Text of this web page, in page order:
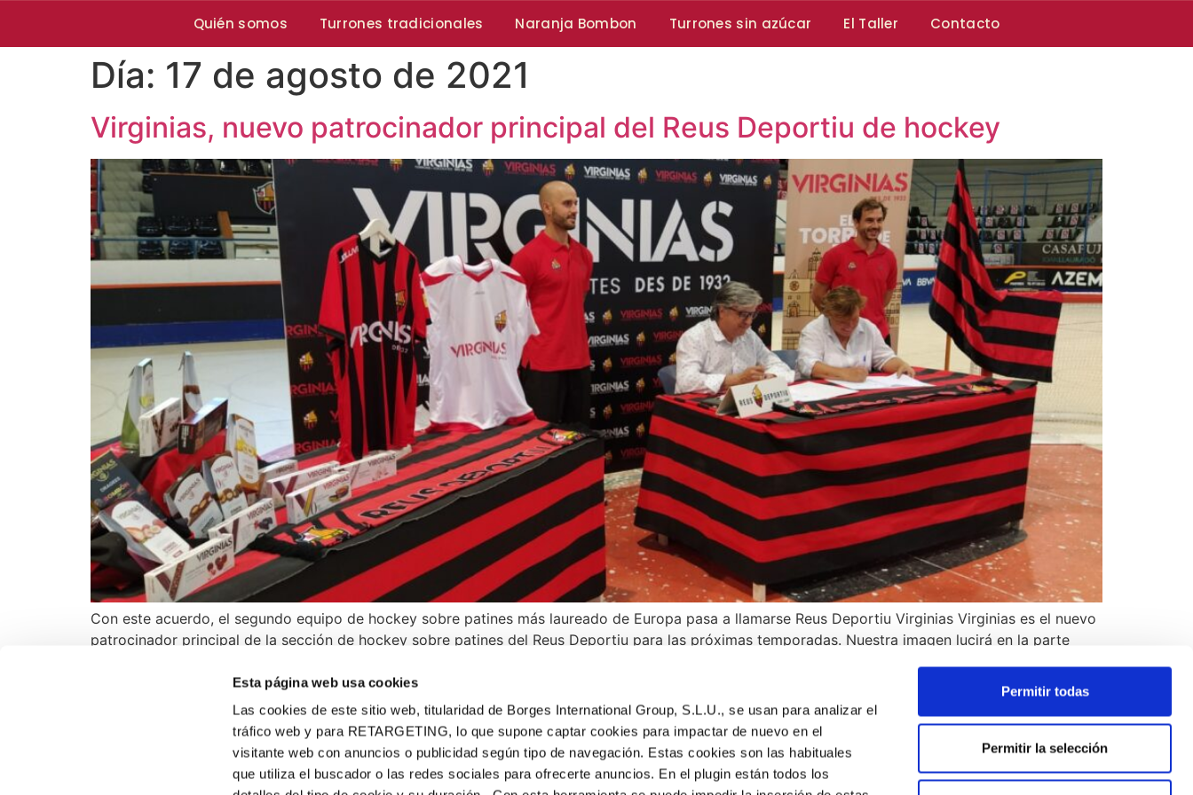
Esta página web usa cookies
Las cookies de este sitio web, titularidad de Borges International Group, S.L.U., se usan para analizar el
tráfico web y para RETARGETING, lo que supone captar cookies para impactar de nuevo en el
visitante web con anuncios o publicidad según tipo de navegación. Estas cookies son las habituales
que utiliza el buscador o las redes sociales para ofrecerte anuncios. En el plugin están todos los
Permitir todas
Permitir la selección
Quién somos Turrones tradicionales Naranja Bombon Turrones sin azúcar El Taller Contacto
Día: 17 de agosto de 2021
Virginias, nuevo patrocinador principal del Reus Deportiu de hockey
Con este acuerdo, el segundo equipo de hockey sobre patines más laureado de Europa pasa a llamarse Reus Deportiu Virginias Virginias es el nuevo
patrocinador principal de la sección de hockey sobre patines del Reus Deportiu para las próximas temporadas. Nuestra imagen lucirá en la parte
VIRGINIAS
Sobre nosotros
PRODUCTOS
Turrones tradicionales